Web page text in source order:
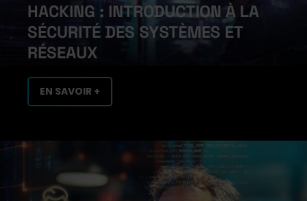
HACKING : INTRODUCTION À LA
SÉCURITÉ DES SYSTÈMES ET
RÉSEAUX
EN SAVOIR +